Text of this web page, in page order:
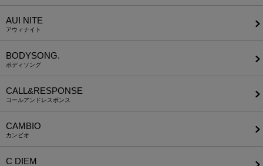
AUI NITE
アウィナイト
BODYSONG.
ボディソング
CALL&RESPONSE
コールアンドレスポンス
CAMBIO
カンビオ
C DIEM